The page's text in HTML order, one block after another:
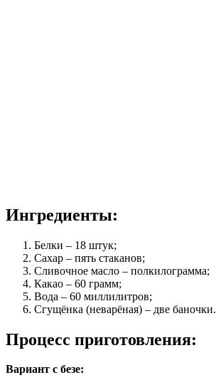
Ингредиенты:
Белки – 18 штук;
Сахар – пять стаканов;
Сливочное масло – полкилограмма;
Какао – 60 грамм;
Вода – 60 миллилитров;
Сгущёнка (неварёная) – две баночки.
Процесс приготовления:
Вариант с безе: